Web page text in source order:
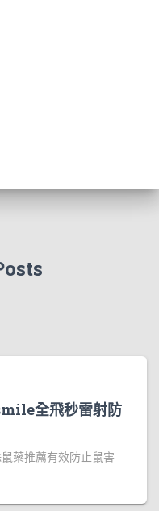
全飛秒雷射防
藥推薦有效防止鼠害